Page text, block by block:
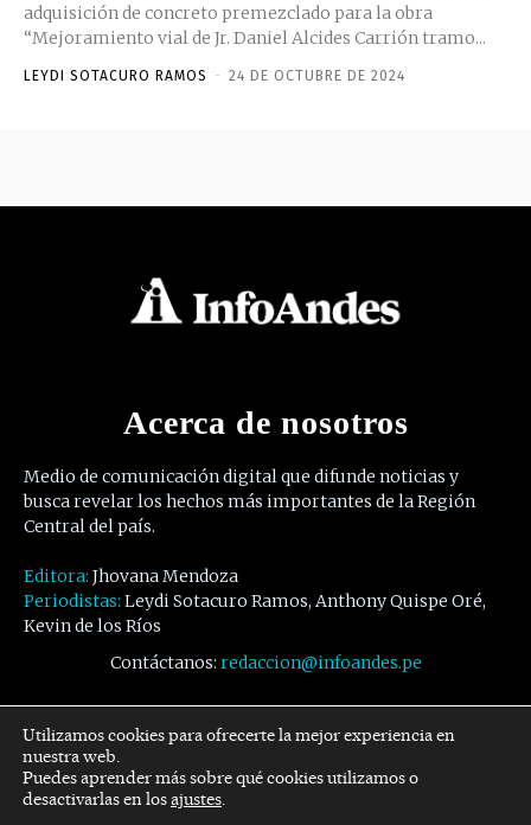
adquisición de concreto premezclado para la obra
“Mejoramiento vial de Jr. Daniel Alcides Carrión tramo...
LEYDI SOTACURO RAMOS - 24 DE OCTUBRE DE 2024
Acerca de nosotros
Medio de comunicación digital que difunde noticias y
busca revelar los hechos más importantes de la Región
Central del país.
Editora: Jhovana Mendoza
Periodistas: Leydi Sotacuro Ramos, Anthony Quispe Oré,
Kevin de los Ríos
Contáctanos: redaccion@infoandes.pe
Síguenos
Facebook Twitter Youtube
Utilizamos cookies para ofrecerte la mejor experiencia en
nuestra web.
Puedes aprender más sobre qué cookies utilizamos o
desactivarlas en losajustes.